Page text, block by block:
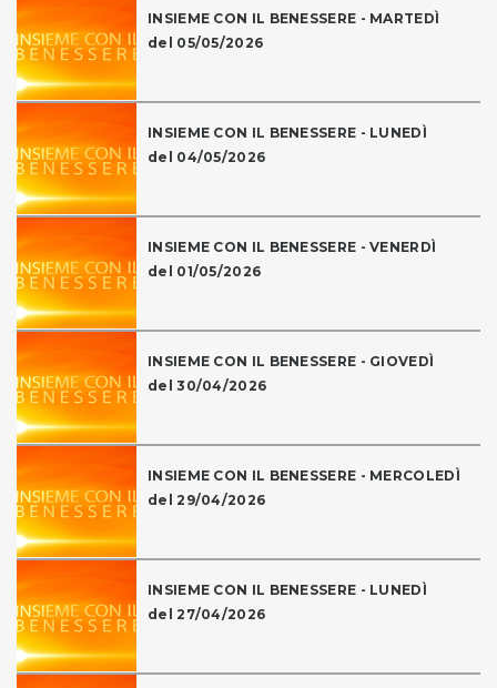
INSIEME CON IL BENESSERE - MARTEDÌ
del 05/05/2026
INSIEME CON IL BENESSERE - LUNEDÌ
del 04/05/2026
INSIEME CON IL BENESSERE - VENERDÌ
del 01/05/2026
INSIEME CON IL BENESSERE - GIOVEDÌ
del 30/04/2026
INSIEME CON IL BENESSERE - MERCOLEDÌ
del 29/04/2026
INSIEME CON IL BENESSERE - LUNEDÌ
del 27/04/2026